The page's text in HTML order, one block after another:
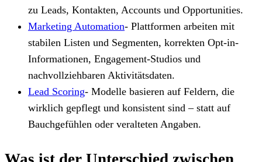
zu Leads, Kontakten, Accounts und Opportunities.
Marketing Automation- Plattformen arbeiten mit
stabilen Listen und Segmenten, korrekten Opt-in-
Informationen, Engagement-Studios und
nachvollziehbaren Aktivitätsdaten.
Lead Scoring- Modelle basieren auf Feldern, die
wirklich gepflegt und konsistent sind – statt auf
Bauchgefühlen oder veralteten Angaben.